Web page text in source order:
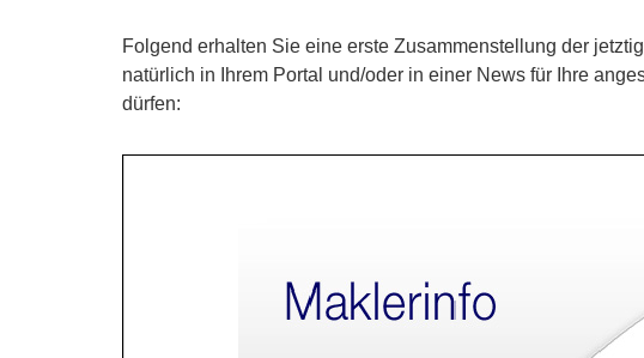
Folgend erhalten Sie eine erste Zusammenstellung der
natürlich in Ihrem Portal und/oder in einer News für Ihre
dürfen: